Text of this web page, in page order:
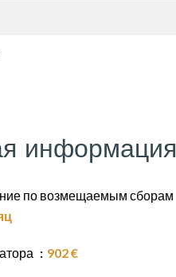
информация
по возмещаемым сборам
902 €